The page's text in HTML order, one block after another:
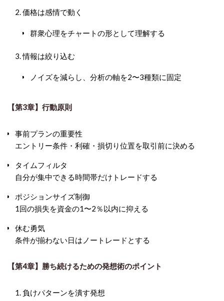
価格は感情で動く
群衆心理をチャートの形として理解する
情報は絞り込む
ノイズを減らし、分析の軸を2〜3種類に固定
【第3章】行動原則
事前プランの重要性
エントリー条件・利確・損切り位置を取引前に決める
タイムフィルタ
自分が集中できる時間帯だけトレードする
ポジションサイズ制御
1回の損失を資金の1〜2％以内に抑える
休む勇気
条件が揃わない日はノートレードとする
【第4章】勝ち続けるための発想術のポイント
負けパターンを潰す発想